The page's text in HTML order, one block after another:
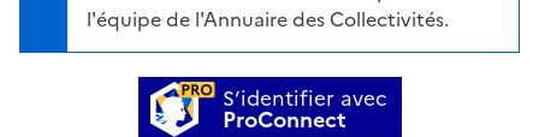
l'équipe de l'Annuaire des Collectivités.
S’identifier avec
ProConnect